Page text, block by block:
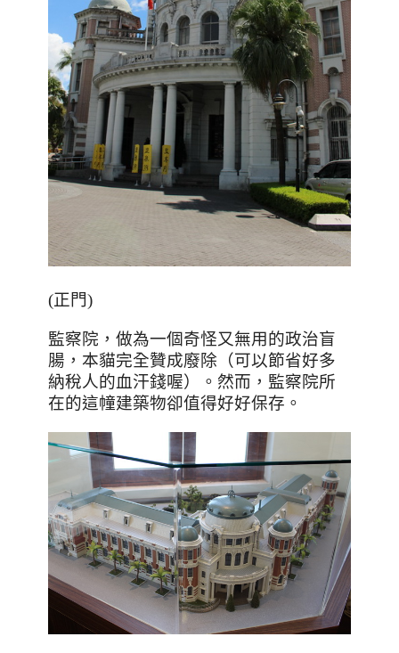
(正門)
監察院，做為一個奇怪又無用的政治盲
腸，本貓完全贊成廢除（可以節省好多
納稅人的血汗錢喔）。然而，監察院所
在的這幢建築物卻值得好好保存。